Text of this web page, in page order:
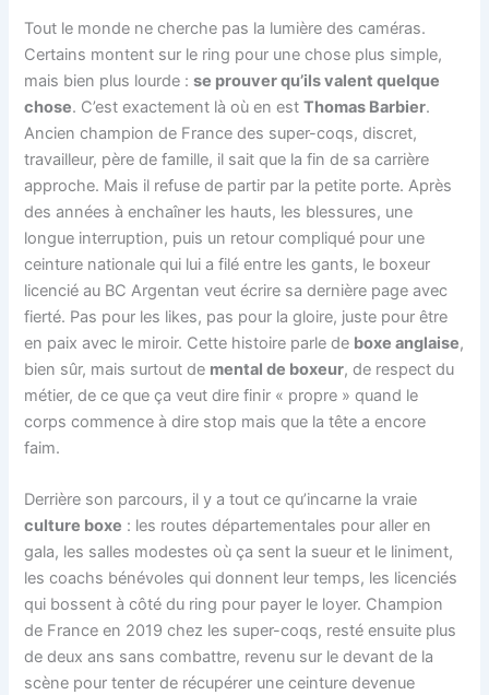
Tout le monde ne cherche pas la lumière des caméras.
Certains montent sur le ring pour une chose plus simple,
mais bien plus lourde :se prouver qu’ils valent quelque
chose. C’est exactement là où en estThomas Barbier.
Ancien champion de France des super-coqs, discret,
travailleur, père de famille, il sait que la fin de sa carrière
approche. Mais il refuse de partir par la petite porte. Après
des années à enchaîner les hauts, les blessures, une
longue interruption, puis un retour compliqué pour une
ceinture nationale qui lui a filé entre les gants, le boxeur
licencié au BC Argentan veut écrire sa dernière page avec
fierté. Pas pour les likes, pas pour la gloire, juste pour être
en paix avec le miroir. Cette histoire parle de boxe anglaise,
bien sûr, mais surtout de mental de boxeur, de respect du
métier, de ce que ça veut dire finir « propre » quand le
corps commence à dire stop mais que la tête a encore
faim.
Derrière son parcours, il y a tout ce qu’incarne la vraie
culture boxe : les routes départementales pour aller en
gala, les salles modestes où ça sent la sueur et le liniment,
les coachs bénévoles qui donnent leur temps, les licenciés
qui bossent à côté du ring pour payer le loyer. Champion
de France en 2019 chez les super-coqs, resté ensuite plus
de deux ans sans combattre, revenu sur le devant de la
scène pour tenter de récupérer une ceinture devenue